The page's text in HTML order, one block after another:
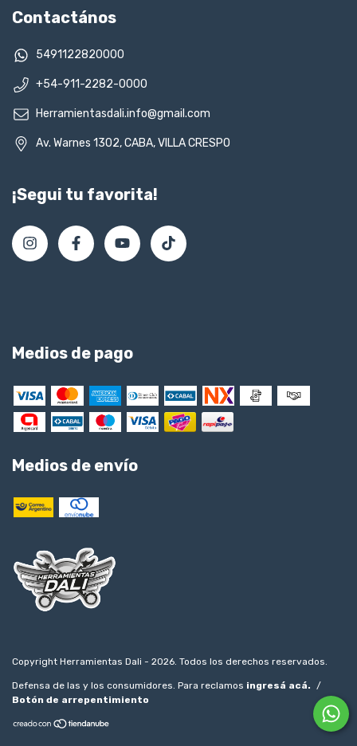
Contactános
5491122820000
+54-911-2282-0000
Herramientasdali.info@gmail.com
Av. Warnes 1302, CABA, VILLA CRESPO
¡Segui tu favorita!
Medios de pago
Medios de envío
Copyright Herramientas Dali - 2026. Todos los derechos reservados.
Defensa de las y los consumidores. Para reclamos ingresá acá. /
Botón de arrepentimiento